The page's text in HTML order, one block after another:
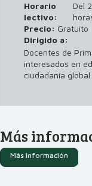
Horario
lectivo:
Del
Precio: Gratuito
Dirigido a:
Docentes de
interesados en
ciudadanía
Más
Más información